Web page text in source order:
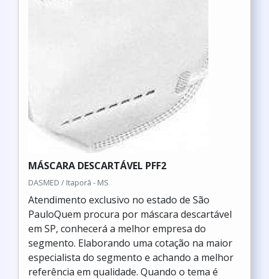
MÁSCARA DESCARTÁVEL PFF2
DASMED / Itaporã - MS
Atendimento exclusivo no estado de São
PauloQuem procura por máscara descartável
em SP, conhecerá a melhor empresa do
segmento. Elaborando uma cotação na maior
especialista do segmento e achando a melhor
referência em qualidade. Quando o tema é